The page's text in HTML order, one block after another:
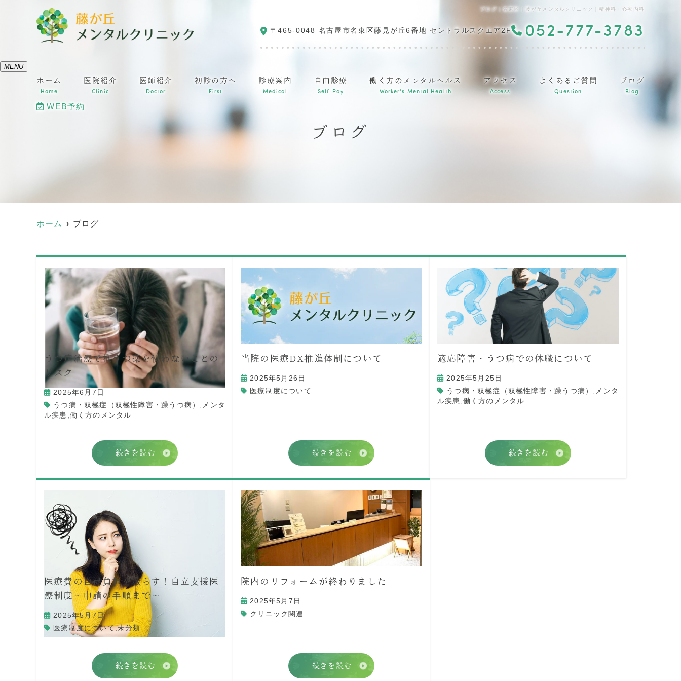
ブログ｜名東区｜藤が丘メンタルクリニック｜精神科・心療内科
〒465-0048 名古屋市名東区藤見が丘6番地 セントラルスクエア2F 052-777-3783
MENU
ホーム
Home
医院紹介
Clinic
医師紹介
Doctor
初診の方へ
First
診療案内
Medical
自由診療
Self-Pay
働く方のメンタルヘルス
Worker's Mental Health
アクセス
Access
よくあるご質問
Question
ブログ
Blog
WEB予約
ブログ
ホーム ブログ
うつ病治療で抗うつ薬を使わないことの
リスク
2025年6月7日
うつ病・双極症（双極性障害・躁うつ病）
メンタ
ル疾患 働く方のメンタル
続きを読む
当院の医療DX推進体制について
2025年5月26日
医療制度について
続きを読む
適応障害・うつ病での休職について
2025年5月25日
うつ病・双極症（双極性障害・躁うつ病）
メンタ
ル疾患 働く方のメンタル
続きを読む
医療費の自己負担を減らす！自立支援医
療制度〜申請の手順まで〜
2025年5月7日
医療制度について,未分類
続きを読む
院内のリフォームが終わりました
2025年5月7日
クリニック関連
続きを読む